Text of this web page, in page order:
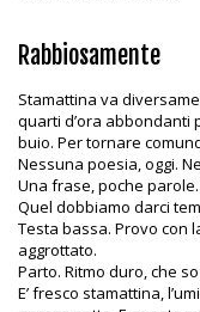
Rabbiosamente
Stamattina va
quarti d’ora abbondanti
buio. Per tornare
Nessuna poesia, oggi.
Una frase, poche
Quel dobbiamo darci
Testa bassa. Provo con
aggrottato.
Parto. Ritmo duro, che
E’ fresco stamattina,